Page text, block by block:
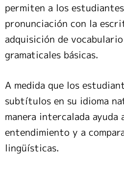
permiten a los
pronunciación con la
adquisición de
gramaticales básicas.
A medida que los
subtítulos en su idioma
manera intercalada
entendimiento y a
lingüísticas.